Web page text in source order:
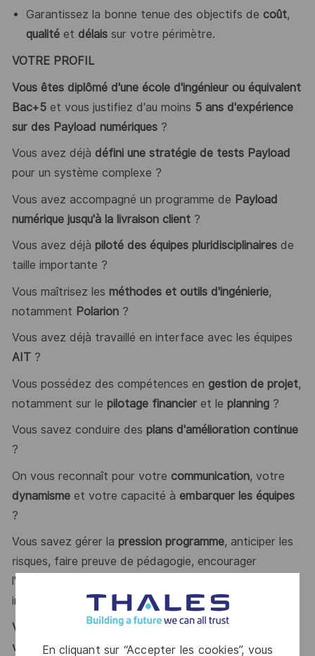
En cliquant sur “Accepter les cookies”, vous
Garantissez la bonne tenue des objectifs de coût,
qualitéet délaissur votre périmètre.
VOTRE PROFIL
Vous êtes diplômé d'une école d'ingénieur ou équivalent
Bac+5et vous justifiez d'au moins 5 ans d'expérience
sur des Payload numériques?
Vous avez déjà défini une stratégie de tests Payload
pour un système complexe ?
Vous avez accompagné un programme de Payload
numérique jusqu'à la livraison client?
Vous avez déjà piloté des équipes pluridisciplinairesde
taille importante ?
Vous maîtrisez les méthodes et outils d'ingénierie,
notamment Polarion?
Vous avez déjà travaillé en interface avec les équipes
AIT?
Vous possédez des compétences en gestion de projet,
notamment sur le pilotage financieret le planning?
Vous savez conduire des plans d'amélioration continue
?
On vous reconnaît pour votre communication, votre
dynamismeet votre capacité à embarquer les équipes
?
Vous savez gérer la pression programme, anticiper les
risques, faire preuve de pédagogie, encourager
l'apprentissage continu et proposer des solutions
innovantes ?
Vous vous reconnaissez ? Alors ce poste est fait pour
vous !